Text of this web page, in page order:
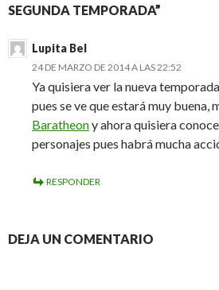
SEGUNDA TEMPORADA”
Lupita Bel
24 DE MARZO DE 2014 A LAS 22:52
Ya quisiera ver la nueva
pues se ve que estará muy buena,
Baratheony ahora quisiera
personajes pues habrá mucha
RESPONDER
DEJA UN COMENTARIO